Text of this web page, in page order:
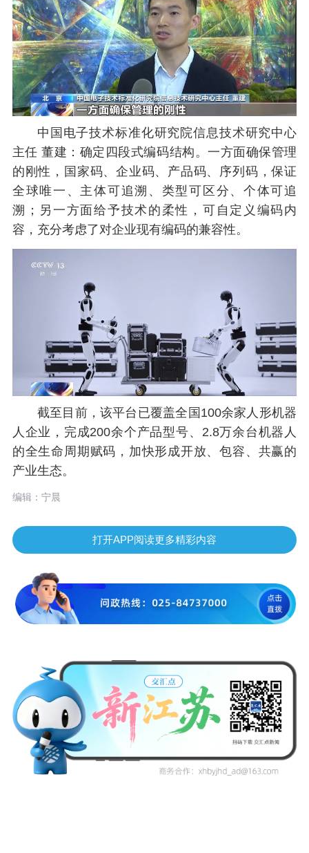
中国电子技术标准化研究院信息技术研究中心
主任 董建：确定四段式编码结构。一方面确保管理
的刚性，国家码、企业码、产品码、序列码，保证
全球唯一、主体可追溯、类型可区分、个体可追
溯；另一方面给予技术的柔性，可自定义编码内
容，充分考虑了对企业现有编码的兼容性。
截至目前，该平台已覆盖全国100余家人形机器
人企业，完成200余个产品型号、2.8万余台机器人
的全生命周期赋码，加快形成开放、包容、共赢的
产业生态。
编辑：宁晨
打开APP阅读更多精彩内容